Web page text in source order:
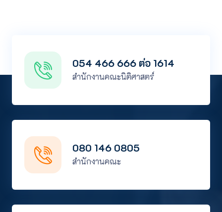
054 466 666 ต่อ 1614
สำนักงานคณะนิติศาสตร์
080 146 0805
สำนักงานคณะ